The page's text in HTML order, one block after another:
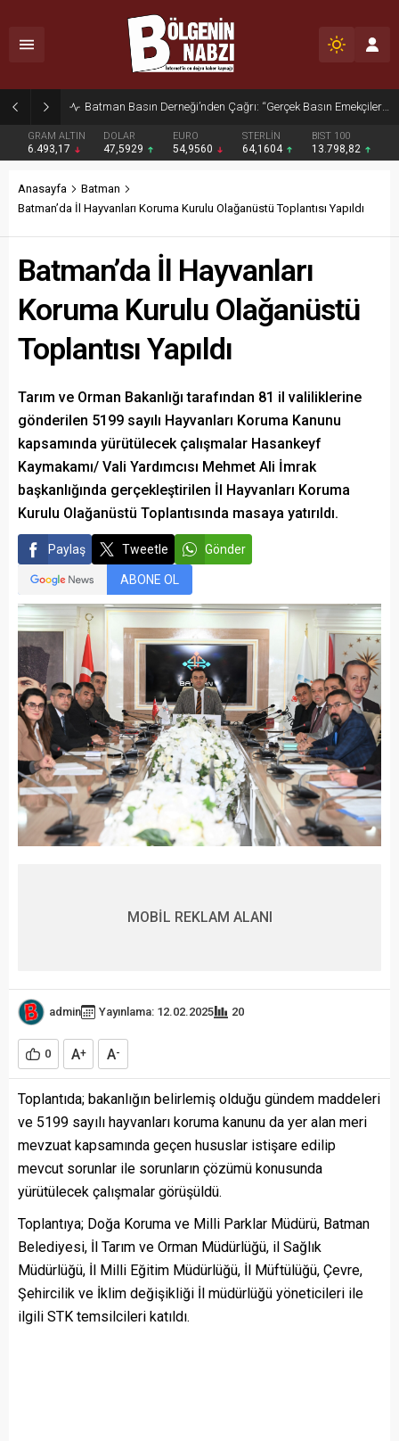
Zabıta Ekiplerinden Yol ve Kaldırım İşgaline Geçit Yok!
GRAM ALTIN
6.493,17
DOLAR
47,5929
EURO
54,9560
STERLİN
64,1604
BIST 100
13.798,82
Anasayfa
Batman
Batman’da İl Hayvanları Koruma Kurulu Olağanüstü Toplantısı Yapıldı
Batman’da İl Hayvanları
Koruma Kurulu Olağanüstü
Toplantısı Yapıldı
Tarım ve Orman Bakanlığı tarafından 81 il valiliklerine
gönderilen 5199 sayılı Hayvanları Koruma Kanunu
kapsamında yürütülecek çalışmalar Hasankeyf
Kaymakamı/ Vali Yardımcısı Mehmet Ali İmrak
başkanlığında gerçekleştirilen İl Hayvanları Koruma
Kurulu Olağanüstü Toplantısında masaya yatırıldı.
Paylaş Tweetle Gönder
ABONE OL
MOBİL REKLAM ALANI
admin Yayınlama: 12.02.2025 20
0 A+ A-
Toplantıda; bakanlığın belirlemiş olduğu gündem maddeleri
ve 5199 sayılı hayvanları koruma kanunu da yer alan meri
mevzuat kapsamında geçen hususlar istişare edilip
mevcut sorunlar ile sorunların çözümü konusunda
yürütülecek çalışmalar görüşüldü.
Toplantıya; Doğa Koruma ve Milli Parklar Müdürü, Batman
Belediyesi, İl Tarım ve Orman Müdürlüğü, il Sağlık
Müdürlüğü, İl Milli Eğitim Müdürlüğü, İl Müftülüğü, Çevre,
Şehircilik ve İklim değişikliği İl müdürlüğü yöneticileri ile
ilgili STK temsilcileri katıldı.